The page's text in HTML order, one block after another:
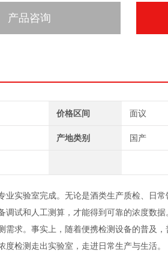
产品咨询
价格区间 面议
产地类别 国产
实验室完成。无论是酒类生产质检、日常
试和人工测算，才能得到可靠的浓度数
求。事实上，随着便携检测设备的普及
检测走出实验室，走进日常生产与生活。